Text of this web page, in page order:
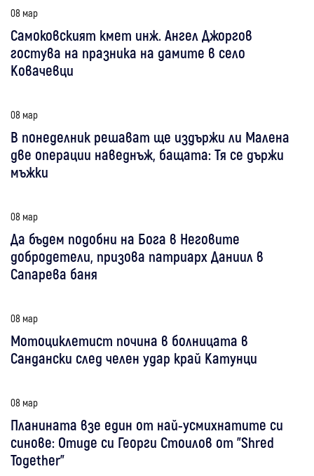
08 мар
Самоковският кмет инж. Ангел Джоргов
гостува на празника на дамите в село
Ковачевци
08 мар
В понеделник решават ще издържи ли Малена
две операции наведнъж, бащата: Тя се държи
мъжки
08 мар
Да бъдем подобни на Бога в Неговите
добродетели, призова патриарх Даниил в
Сапарева баня
08 мар
Мотоциклетист почина в болницата в
Сандански след челен удар край Катунци
08 мар
Планината взе един от най-усмихнатите си
синове: Отиде си Георги Стоилов от "Shred
Together"